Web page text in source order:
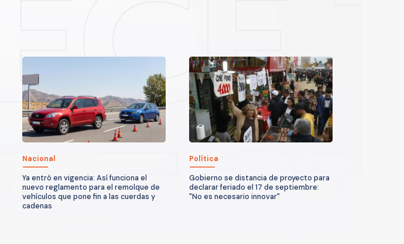
Nacional
Ya entró en vigencia: Así funciona el
nuevo reglamento para el remolque de
vehículos que pone fin a las cuerdas y
cadenas
Política
Gobierno se distancia de proyecto para
declarar feriado el 17 de septiembre:
"No es necesario innovar"